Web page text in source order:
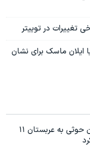
تغییرات در توییتر
ایلان ماسک برای نشان
حمله شورشیان حوثی به عربستان ۱۱